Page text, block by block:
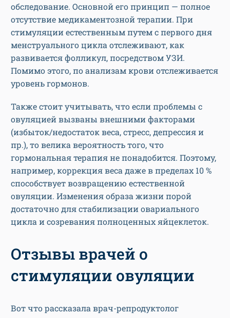
обследование. Основной его принцип — полное
отсутствие медикаментозной терапии. При
стимуляции естественным путем с первого дня
менструального цикла отслеживают, как
развивается фолликул, посредством УЗИ.
Помимо этого, по анализам крови отслеживается
уровень гормонов.
Также стоит учитывать, что если проблемы с
овуляцией вызваны внешними факторами
(избыток/недостаток веса, стресс, депрессия и
пр.), то велика вероятность того, что
гормональная терапия не понадобится. Поэтому,
например, коррекция веса даже в пределах 10 %
способствует возвращению естественной
овуляции. Изменения образа жизни порой
достаточно для стабилизации овариального
цикла и созревания полноценных яйцеклеток.
Отзывы врачей о
стимуляции овуляции
Вот что рассказала врач-репродуктолог